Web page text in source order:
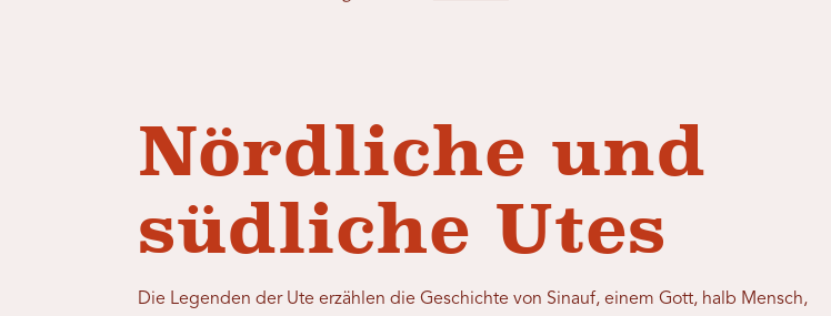
Nördliche und
südliche Utes
Die Legenden der Ute erzählen die Geschichte von Sinauf, einem Gott, halb Mensch,